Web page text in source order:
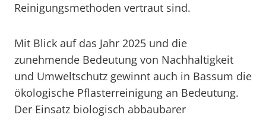
Reinigungsmethoden vertraut sind.
Mit Blick auf das Jahr 2025 und die
zunehmende Bedeutung von Nachhaltigkeit
und Umweltschutz gewinnt auch in Bassum die
ökologische Pflasterreinigung an Bedeutung.
Der Einsatz biologisch abbaubarer